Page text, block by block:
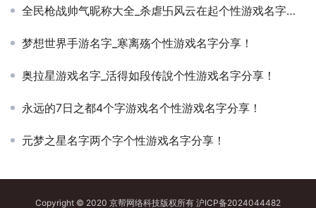
全民枪战帅气昵称大全_杀虐卐风云在起个性游戏名字分享！
梦想世界手游名字_寒离殇个性游戏名字分享！
奥拉星游戏名字_活得如段传說个性游戏名字分享！
永远的7日之都4个字游戏名个性游戏名字分享！
元梦之星名字两个字个性游戏名字分享！
Copyright © 2020 京帮网络科技版权所有 沪ICP备2024044482